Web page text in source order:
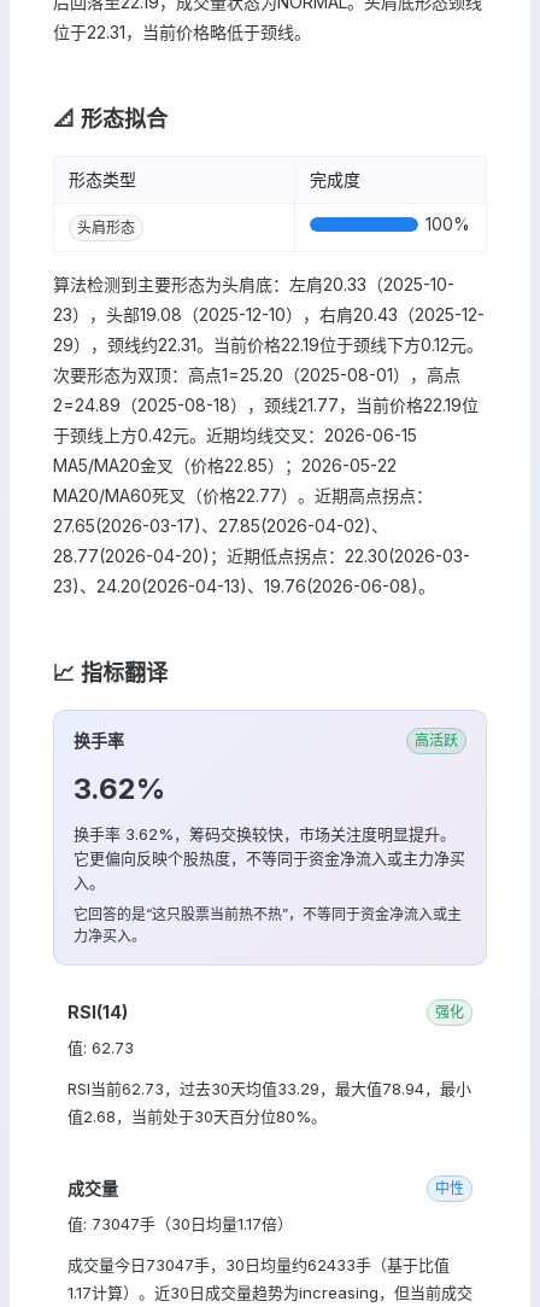
位于22.31，当前价格略低于颈线。
📐 形态拟合
形态类型 完成度
头肩形态 100%
算法检测到主要形态为头肩底：左肩20.33（2025-10-
23），头部19.08（2025-12-10），右肩20.43（2025-12-
29），颈线约22.31。当前价格22.19位于颈线下方0.12元。
次要形态为双顶：高点1=25.20（2025-08-01），高点
2=24.89（2025-08-18），颈线21.77，当前价格22.19位
于颈线上方0.42元。近期均线交叉：2026-06-15
MA5/MA20金叉（价格22.85）；2026-05-22
MA20/MA60死叉（价格22.77）。近期高点拐点：
27.65(2026-03-17)、27.85(2026-04-02)、
28.77(2026-04-20)；近期低点拐点：22.30(2026-03-
23)、24.20(2026-04-13)、19.76(2026-06-08)。
📈 指标翻译
换手率 高活跃
3.62%
换手率 3.62%，筹码交换较快，市场关注度明显提升。
它更偏向反映个股热度，不等同于资金净流入或主力净买
入。
它回答的是“这只股票当前热不热”，不等同于资金净流入或主
力净买入。
RSI(14) 强化
值: 62.73
RSI当前62.73，过去30天均值33.29，最大值78.94，最小
值2.68，当前处于30天百分位80%。
成交量 中性
值: 73047手（30日均量1.17倍）
成交量今日73047手，30日均量约62433手（基于比值
1.17计算）。近30日成交量趋势为increasing，但当前成交